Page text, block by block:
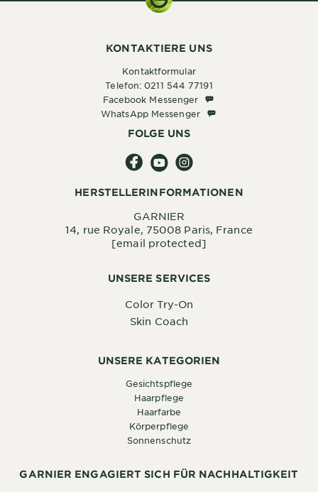
UNSERE SERVICES
Color Try-On
Skin Coach
UNSERE KATEGORIEN
Gesichtspflege
Haarpflege
Haarfarbe
Körperpflege
Sonnenschutz
GARNIER ENGAGIERT SICH FÜR NACHHALTIGKEIT
KONTAKTIERE UNS
Kontaktformular
Telefon: 0211 544 77191
Facebook Messenger Facebook Messenger
WhatsApp MessengerWhatsApp Messenger
FOLGE UNS
HERSTELLERINFORMATIONEN
GARNIER
14, rue Royale, 75008 Paris, France
[email protected]